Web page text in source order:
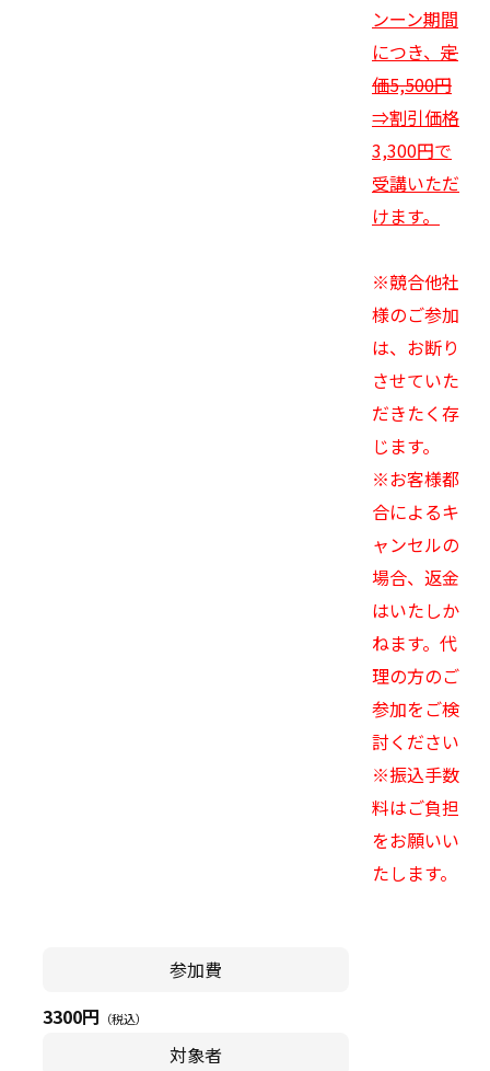
ンーン期間
につき、 定
価5,500円
⇒割引価格
3,300円で
受講いただ
けます。
※競合他社
様のご参加
は、お断り
させていた
だきたく存
じます。
※お客様都
合によるキ
ャンセルの
場合、返金
はいたしか
ねます。代
理の方のご
参加をご検
討ください
※振込手数
料はご負担
をお願いい
たします。
参加費
3300円 （税込）
対象者